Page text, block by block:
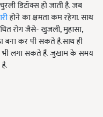
डिटॉक्स हो जाती है. जब
होने का क्षमता कम रहेगा. साथ
रोग जैसे- खुजली, मुहासा,
कर पी सकते है.साथ ही
लगा सकते हैं. जुखाम के समय